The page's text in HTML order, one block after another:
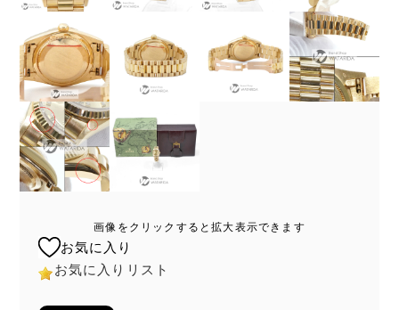
画像をクリックすると拡大表示できます
お気に入り
お気に入りリスト